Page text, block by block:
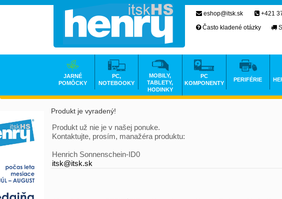
Produkt je vyradený!
Produkt už nie je v našej ponuke.
Kontaktujte, prosím, manažéra produktu:
Henrich Sonnenschein-ID0
itsk@itsk.sk
eshop@itsk.sk +421
Často kladené otázky
JARNÉ
POMÔCKY
PC,
NOTEBOOKY
MOBILY,
TABLETY,
HODINKY
PC
KOMPONENTY
PERIFÉRIE